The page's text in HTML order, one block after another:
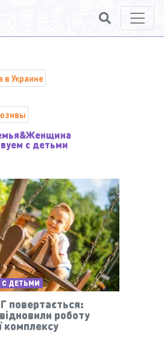
в Украине
с детьми
С ДЕТЬМИ
повертається:
роботу
комплексу